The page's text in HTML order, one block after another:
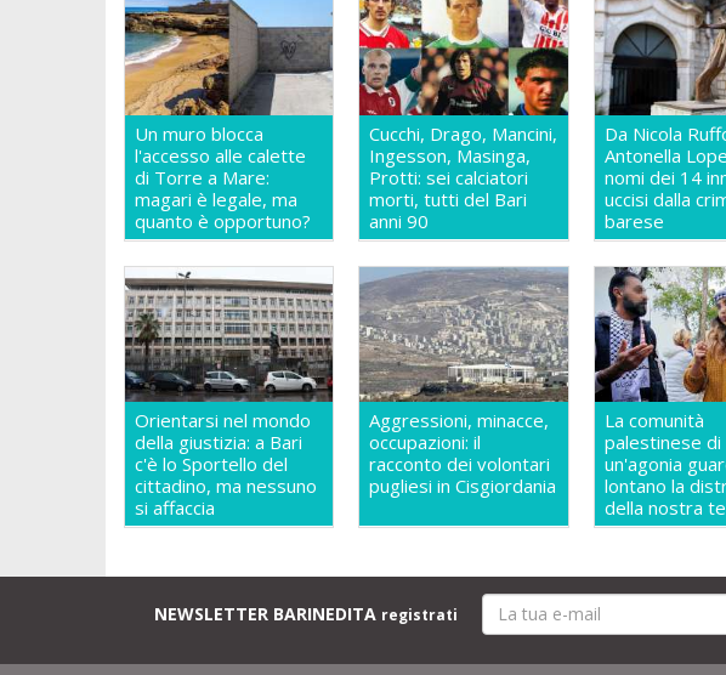
Un muro blocca
l'accesso alle calette
di Torre a Mare:
magari è legale, ma
quanto è opportuno?
Cucchi, Drago, Mancini,
Ingesson, Masinga,
Protti: sei calciatori
morti, tutti del Bari
anni 90
Da Nicola
Antonella
nomi dei 14
uccisi dalla
barese
Orientarsi nel mondo
della giustizia: a Bari
c'è lo Sportello del
cittadino, ma nessuno
si affaccia
Aggressioni, minacce,
occupazioni: il
racconto dei volontari
pugliesi in Cisgiordania
La comunità
palestinese di
un'agonia
lontano la
della nostra
NEWSLETTER BARINEDITA registrati